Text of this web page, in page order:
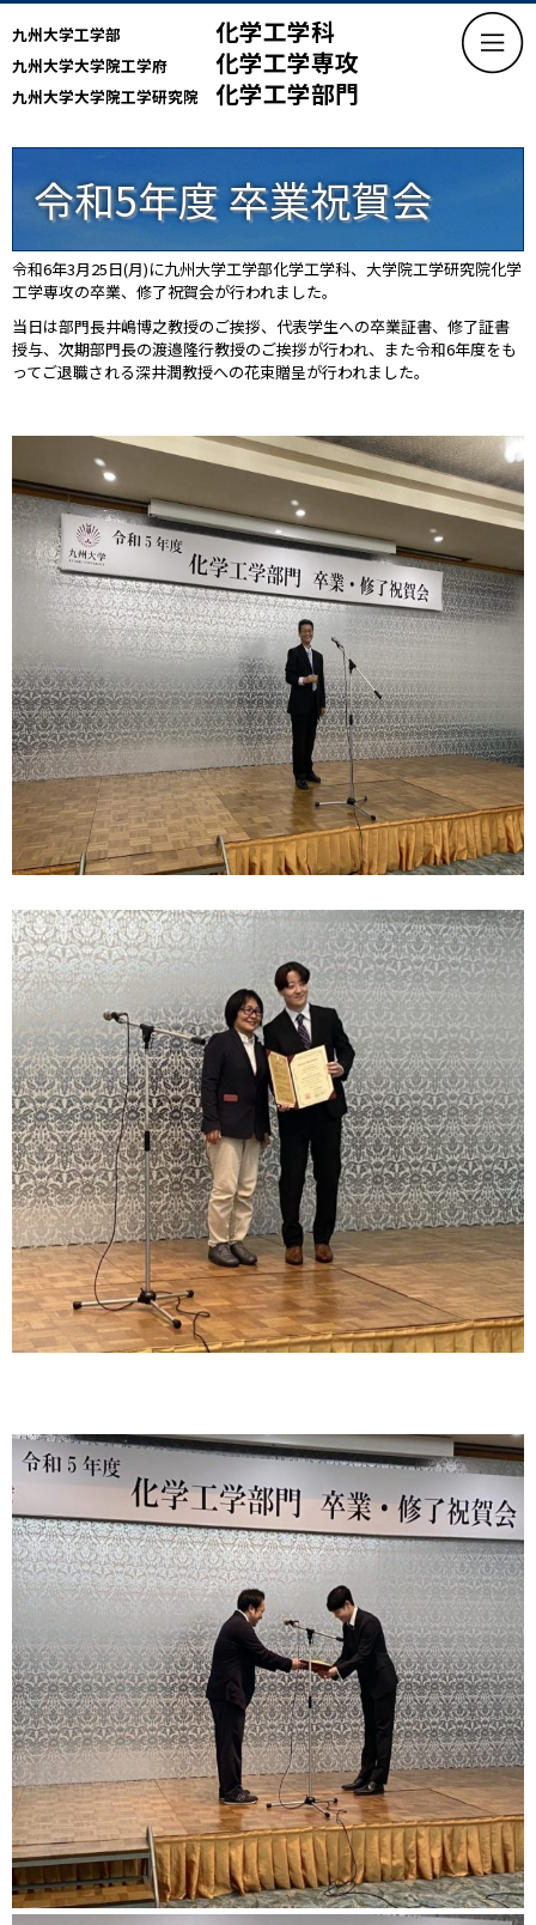
九州大学工学部 化学工学科
九州大学大学院工学府 化学工学専攻
九州大学大学院工学研究院 化学工学部門
令和5年度 卒業祝賀会
令和6年3月25日(月)に九州大学工学部化学工学科、大学院工学研究院化学
工学専攻の卒業、修了祝賀会が行われました。
当日は部門長井嶋博之教授のご挨拶、代表学生への卒業証書、修了証書
授与、次期部門長の渡邉隆行教授のご挨拶が行われ、また令和6年度をも
ってご退職される深井潤教授への花束贈呈が行われました。